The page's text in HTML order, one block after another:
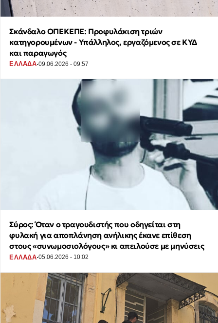
Σκάνδαλο ΟΠΕΚΕΠΕ: Προφυλάκιση τριών
κατηγορουμένων - Υπάλληλος, εργαζόμενος σε ΚΥΔ
και παραγωγός
ΕΛΛΑΔΑ·09.06.2026 - 09:57
Σύρος: Όταν ο τραγουδιστής που οδηγείται στη
φυλακή για αποπλάνηση ανήλικης έκανε επίθεση
στους «συνωμοσιολόγους» κι απειλούσε με μηνύσεις
ΕΛΛΑΔΑ·05.06.2026 - 10:02